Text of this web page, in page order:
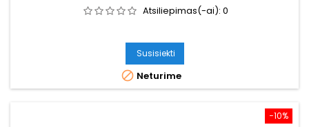
Atsiliepimas(-ai): 0
Susisiekti
 Neturime
−10%